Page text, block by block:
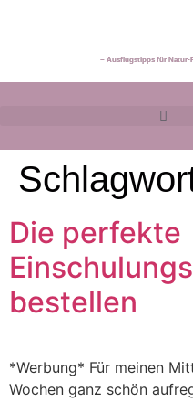
~ Ausflugstipps für Natur-
Die perfekte
bestellen
*Werbung* Für meinen
Wochen ganz schön